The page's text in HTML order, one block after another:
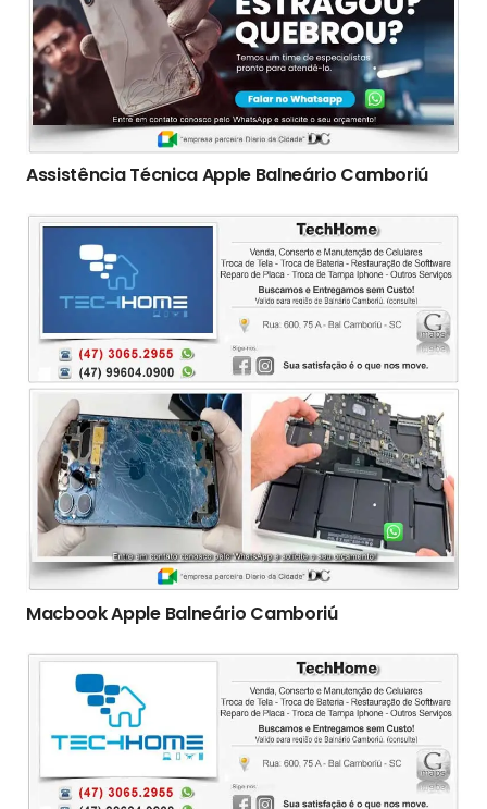
Assistência Técnica Apple Balneário Camboriú
Macbook Apple Balneário Camboriú